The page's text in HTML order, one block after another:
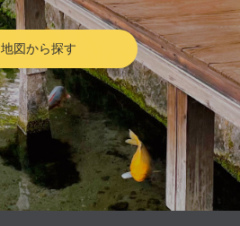
地図から探す